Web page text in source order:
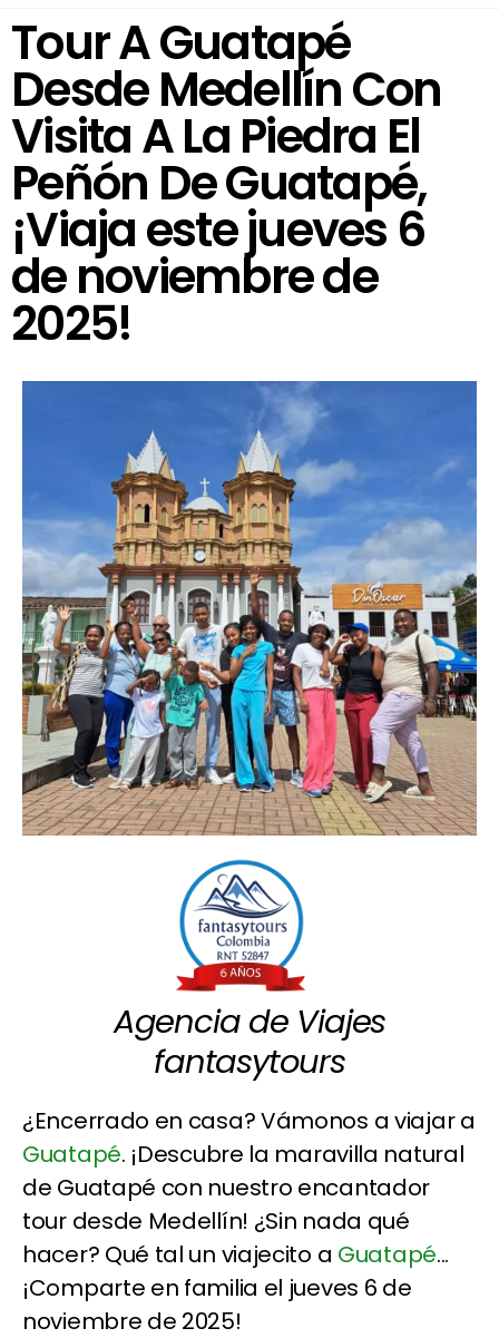
Tour A Guatapé
Desde Medellín Con
Visita A La Piedra El
Peñón De Guatapé,
¡Viaja este jueves 6
de noviembre de
2025!
Agencia de Viajes
fantasytours
¿Encerrado en casa? Vámonos a viajar a
Guatapé. ¡Descubre la maravilla natural
de Guatapé con nuestro encantador
tour desde Medellín! ¿Sin nada qué
hacer? Qué tal un viajecito a Guatapé...
¡Comparte en familia el jueves 6 de
noviembre de 2025!